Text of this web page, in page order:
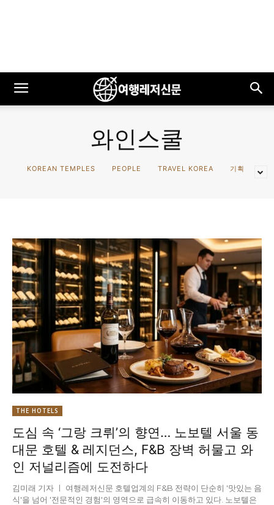
와인스쿨
KOREAN TEMPLES PEOPLE TRAVEL KOREA 기획
THE HOTELS
도심 속 ‘그랑 크뤼’의 향연… 노보텔 서울 동
대문 호텔 & 레지던스, F&B 장벽 허물고 와
인 저널리즘에 도전하다
김미래 기자 ㅣ 여행레저신문 호텔업계의 F&B 전략이 단순히 '맛있는 음
식'을 넘어 '전문적인 경험'의 영역으로 급속히 이동하고 있다. 노보텔은